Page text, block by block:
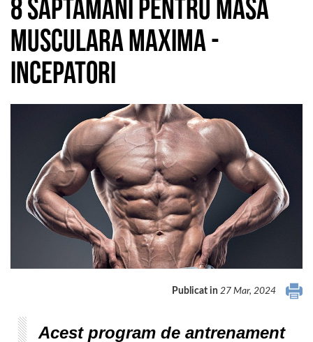
8 saptamani pentru masa
musculara maxima -
incepatori
Publicat in 27 Mar, 2024
Acest program de antrenament